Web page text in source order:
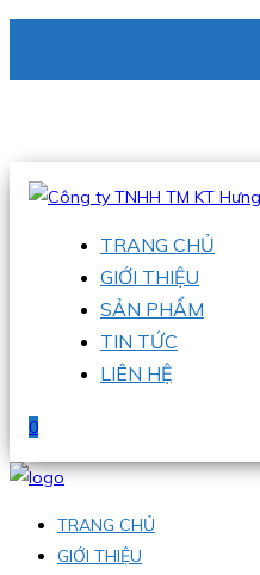
Hotline:0938 336 079
TRANG CHỦ
GIỚI THIỆU
SẢN PHẨM
TIN TỨC
LIÊN HỆ
0
TRANG CHỦ
GIỚI THIỆU